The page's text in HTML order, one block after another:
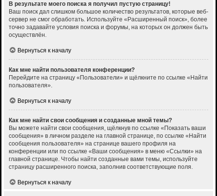
В результате моего поиска я получил пустую страницу!
Ваш поиск дал слишком большое количество результатов, которые веб-
сервер не смог обработать. Используйте «Расширенный поиск», более
точно задавайте условия поиска и форумы, на которых он должен быть
осуществлён.
Вернуться к началу
Как мне найти пользователя конференции?
Перейдите на страницу «Пользователи» и щёлкните по ссылке «Найти
пользователя».
Вернуться к началу
Как мне найти свои сообщения и созданные мной темы?
Вы можете найти свои сообщения, щёлкнув по ссылке «Показать ваши
сообщения» в личном разделе на главной странице, по ссылке «Найти
сообщения пользователя» на странице вашего профиля на
конференции или по ссылке «Ваши сообщения» в меню «Ссылки» на
главной странице. Чтобы найти созданные вами темы, используйте
страницу расширенного поиска, заполнив соответствующие поля.
Вернуться к началу